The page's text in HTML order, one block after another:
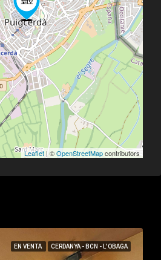
Leaflet | ©OpenStreetMapcontributors
EN VENTA CERDANYA - BCN - L'OBAGA